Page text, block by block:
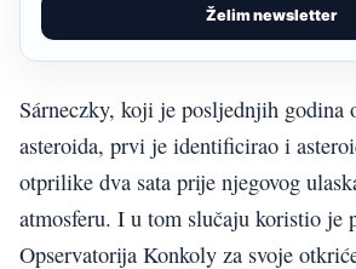
Želim newsletter
Sárneczky, koji je posljednjih godina
asteroida, prvi je identificirao i
otprilike dva sata prije njegovog
atmosferu. I u tom slučaju koristio je
Opservatorija Konkoly za svoje